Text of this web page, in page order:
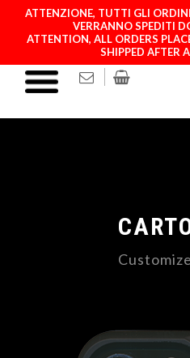
ATTENZIONE, TUTTI GLI
VERRANNO SPEDITI
ATTENTION, ALL ORDERS
SHIPPED AFTER